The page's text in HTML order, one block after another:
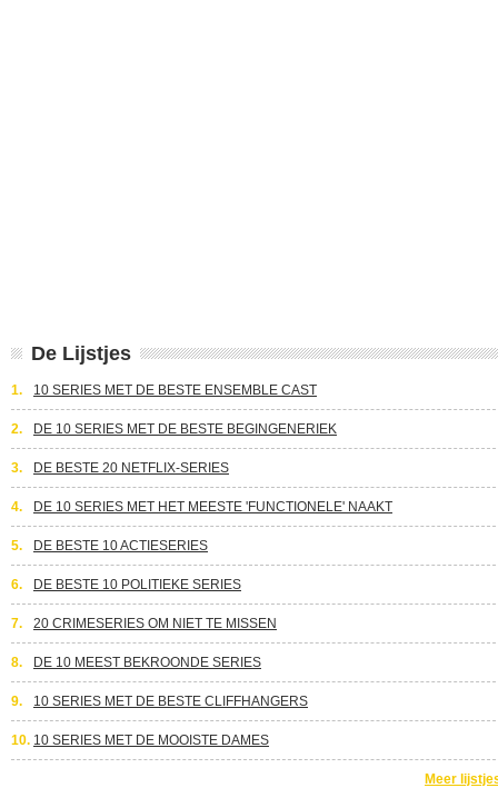
De Lijstjes
1. 10 SERIES MET DE BESTE ENSEMBLE CAST
2. DE 10 SERIES MET DE BESTE BEGINGENERIEK
3. DE BESTE 20 NETFLIX-SERIES
4. DE 10 SERIES MET HET MEESTE 'FUNCTIONELE' NAAKT
5. DE BESTE 10 ACTIESERIES
6. DE BESTE 10 POLITIEKE SERIES
7. 20 CRIMESERIES OM NIET TE MISSEN
8. DE 10 MEEST BEKROONDE SERIES
9. 10 SERIES MET DE BESTE CLIFFHANGERS
10. 10 SERIES MET DE MOOISTE DAMES
Meer